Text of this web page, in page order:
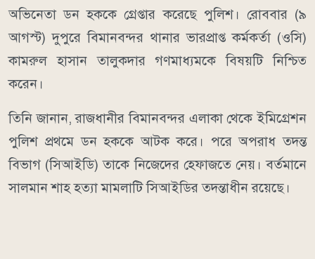
অভিনেতা ডন হককে গ্রেপ্তার করেছে পুলিশ। রোববার (৯
আগস্ট) দুপুরে বিমানবন্দর থানার ভারপ্রাপ্ত কর্মকর্তা (ওসি)
কামরুল হাসান তালুকদার গণমাধ্যমকে বিষয়টি নিশ্চিত
করেন।
তিনি জানান, রাজধানীর বিমানবন্দর এলাকা থেকে ইমিগ্রেশন
পুলিশ প্রথমে ডন হককে আটক করে। পরে অপরাধ তদন্ত
বিভাগ (সিআইডি) তাকে নিজেদের হেফাজতে নেয়। বর্তমানে
সালমান শাহ হত্যা মামলাটি সিআইডির তদন্তাধীন রয়েছে।